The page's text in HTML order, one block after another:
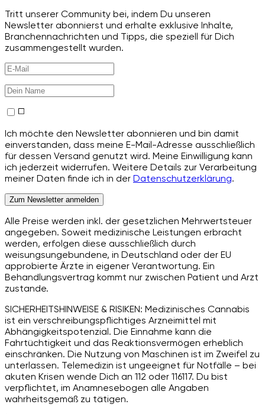
Tritt unserer Community bei, indem Du unseren
Newsletter abonnierst und erhalte exklusive Inhalte,
Branchennachrichten und Tipps, die speziell für Dich
zusammengestellt wurden.
Ich möchte den Newsletter abonnieren und bin damit
einverstanden, dass meine E-Mail-Adresse ausschließlich
für dessen Versand genutzt wird. Meine Einwilligung kann
ich jederzeit widerrufen. Weitere Details zur Verarbeitung
meiner Daten finde ich in der Datenschutzerklärung.
Zum Newsletter anmelden
Alle Preise werden inkl. der gesetzlichen Mehrwertsteuer
angegeben. Soweit medizinische Leistungen erbracht
werden, erfolgen diese ausschließlich durch
weisungsungebundene, in Deutschland oder der EU
approbierte Ärzte in eigener Verantwortung. Ein
Behandlungsvertrag kommt nur zwischen Patient und Arzt
zustande.
SICHERHEITSHINWEISE & RISIKEN: Medizinisches Cannabis
ist ein verschreibungspflichtiges Arzneimittel mit
Abhängigkeitspotenzial. Die Einnahme kann die
Fahrtüchtigkeit und das Reaktionsvermögen erheblich
einschränken. Die Nutzung von Maschinen ist im Zweifel zu
unterlassen. Telemedizin ist ungeeignet für Notfälle – bei
akuten Krisen wende Dich an 112 oder 116117. Du bist
verpflichtet, im Anamnesebogen alle Angaben
wahrheitsgemäß zu tätigen.